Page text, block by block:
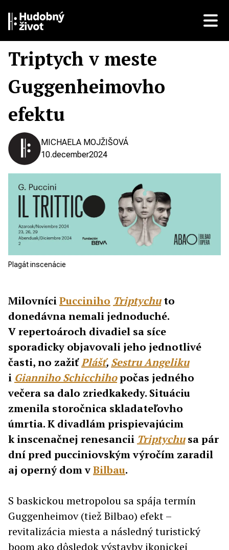
Triptych v meste
Guggenheimovho
efektu
MICHAELA MOJŽIŠOVÁ
10.december2024
Plagát inscenácie
MilovníciPucciniho Triptychu to
donedávna nemali jednoduché.
V repertoároch divadiel sa síce
sporadicky objavovali jeho jednotlivé
časti, no zažiťPlášť, Sestru Angeliku
i Gianniho Schicchihopočas jedného
večera sa dalo zriedkakedy. Situáciu
zmenila storočnica skladateľovho
úmrtia. K divadlám prispievajúcim
k inscenačnej renesancii Triptychu sa pár
dní pred pucciniovským výročím zaradil
aj operný dom vBilbau.
S baskickou metropolou sa spája termín
Guggenheimov (tiež Bilbao) efekt –
revitalizácia miesta a následný turistický
boom ako dôsledok výstavby ikonickej